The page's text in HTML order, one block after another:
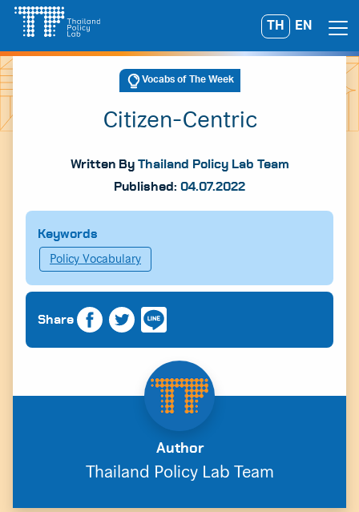
Skip
content
TH EN
A
Search
for:
Vocabs of The Week
Citizen-Centric
Written By Thailand Policy Lab Team
Published: 04.07.2022
Keywords
Policy Vocabulary
Share
Author
Thailand Policy Lab Team